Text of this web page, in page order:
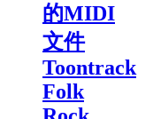
的MIDI
文件
Toontrack
Folk